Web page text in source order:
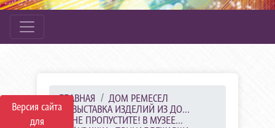
Версия сайта
для
ГЛАВНАЯ
ДОМ РЕМЕСЕЛ
ВЫСТАВКА ИЗДЕЛИЙ ИЗ ДО...
НЕ ПРОПУСТИТЕ! В МУЗЕЕ...